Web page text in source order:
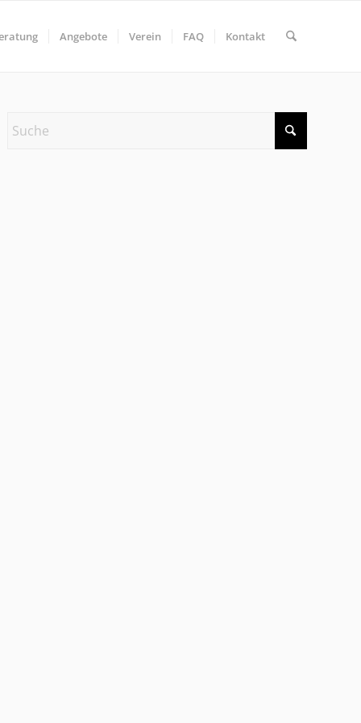
Angebote Verein FAQ Kontakt